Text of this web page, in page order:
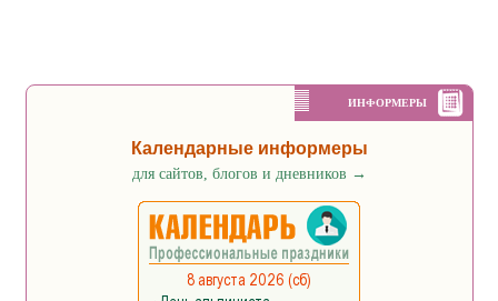
ИНФОРМЕРЫ
Календарные информеры
для сайтов, блогов и дневников →